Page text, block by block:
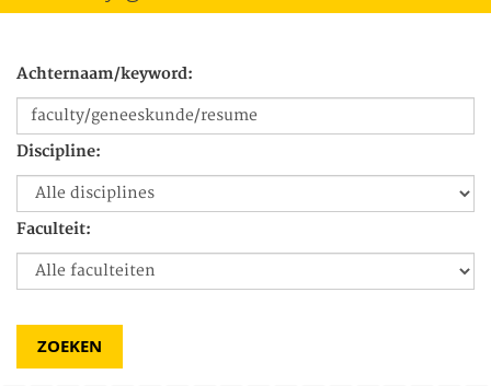
het
Achternaam/keyword:
Discipline:
Faculteit: